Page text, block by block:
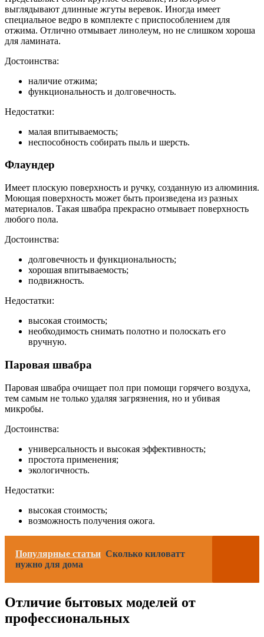
выглядывают длинные жгуты веревок. Иногда имеет
специальное ведро в комплекте с приспособлением для
отжима. Отлично отмывает линолеум, но не слишком хороша
для ламината.
Достоинства:
наличие отжима;
функциональность и долговечность.
Недостатки:
малая впитываемость;
неспособность собирать пыль и шерсть.
Флаундер
Имеет плоскую поверхность и ручку, созданную из алюминия.
Моющая поверхность может быть произведена из разных
материалов. Такая швабра прекрасно отмывает поверхность
любого пола.
Достоинства:
долговечность и функциональность;
хорошая впитываемость;
подвижность.
Недостатки:
высокая стоимость;
необходимость снимать полотно и полоскать его
вручную.
Паровая швабра
Паровая швабра очищает пол при помощи горячего воздуха,
тем самым не только удаляя загрязнения, но и убивая
микробы.
Достоинства:
универсальность и высокая эффективность;
простота применения;
экологичность.
Недостатки:
высокая стоимость;
возможность получения ожога.
Популярные статьи Сколько киловатт
нужно для дома
Отличие бытовых моделей от
профессиональных